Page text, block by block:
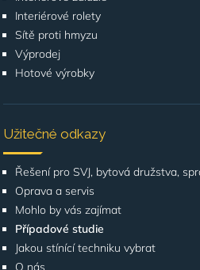
Interiérové rolety
Sítě proti hmyzu
Výprodej
Hotové výrobky
Užitečné odkazy
Řešení pro SVJ, bytová družstva,
Oprava a servis
Mohlo by vás zajímat
Případové studie
Jakou stínící techniku vybrat
O nás